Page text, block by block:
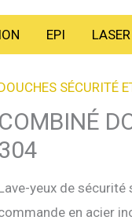
EPI
SÉCURITÉ
COMBINÉ
304
yeux de
en acier